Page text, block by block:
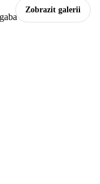
Zobrazit galerii